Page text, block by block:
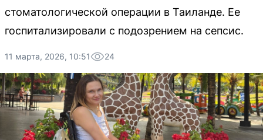
стоматологической операции в Таиланде. Ее
госпитализировали с подозрением на сепсис.
11 марта, 2026, 10:51 24